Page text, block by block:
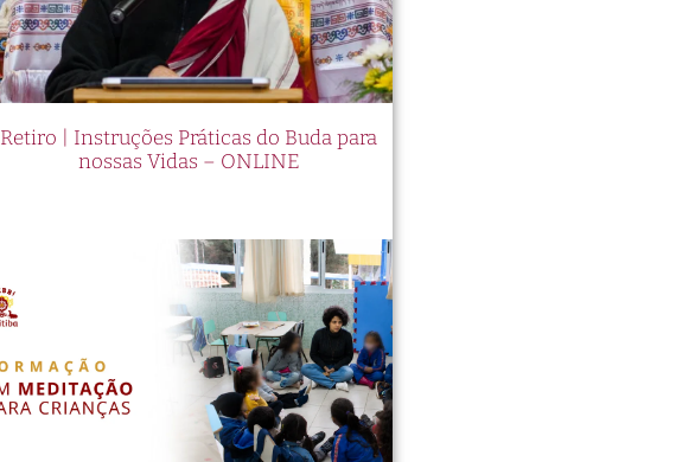
Retiro | Instruções Práticas do Buda para
nossas Vidas – ONLINE